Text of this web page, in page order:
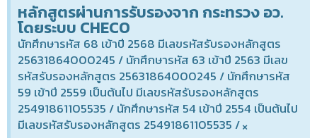
หลักสูตรผ่านการรับรองจาก กระทรวง อว.
โดยระบบ CHECO
นักศึกษารหัส 68 เข้าปี 2568 มีเลขรหัสรับรองหลักสูตร
25631864000245 / นักศึกษารหัส 63 เข้าปี 2563 มีเลข
รหัสรับรองหลักสูตร 25631864000245 / นักศึกษารหัส
59 เข้าปี 2559 เป็นต้นไป มีเลขรหัสรับรองหลักสูตร
25491861105535 / นักศึกษารหัส 54 เข้าปี 2554 เป็นต้นไป
มีเลขรหัสรับรองหลักสูตร 25491861105535 /×